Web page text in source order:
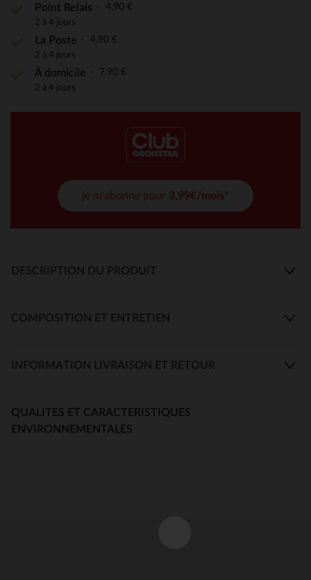
Point Relais 4,90 €
2 à 4 jours
La Poste 4,90 €
2 à 4 jours
À domicile 7,90 €
2 à 4 jours
je m'abonne pour 3,99€/mois*
DESCRIPTION DU PRODUIT
COMPOSITION ET ENTRETIEN
INFORMATION LIVRAISON ET RETOUR
QUALITES ET CARACTERISTIQUES
ENVIRONNEMENTALES